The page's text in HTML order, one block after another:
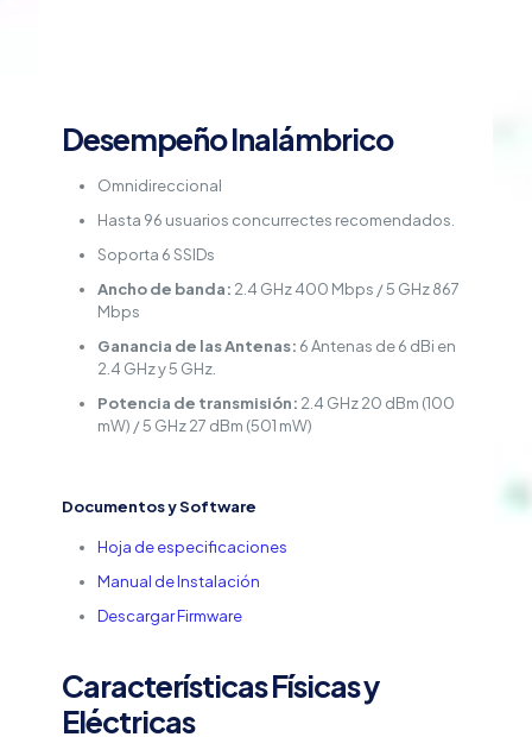
Desempeño Inalámbrico
Omnidireccional
Hasta 96 usuarios concurrectes recomendados.
Soporta 6 SSIDs
Ancho de banda: 2.4 GHz 400 Mbps / 5 GHz 867
Mbps
Ganancia de las Antenas: 6 Antenas de 6 dBi en
2.4 GHz y 5 GHz.
Potencia de transmisión: 2.4 GHz 20 dBm (100
mW) / 5 GHz 27 dBm (501 mW)
Documentos y Software
Hoja de especificaciones
Manual de Instalación
Descargar Firmware
Características Físicas y
Eléctricas